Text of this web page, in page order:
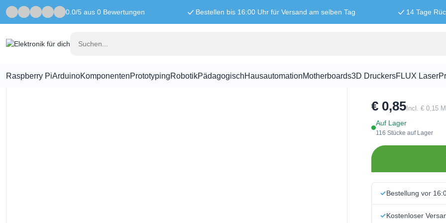
0.0/5 aus 0 Bewertungen Bestellen bis 16:00 Uhr für Versand am selben Tag 14 Tage
Raspberry PiArduinoKomponentenPrototypingRobotikPädagogischHausautomationMotherboards3D DruckersFLUX Laser
Startseite Prototyping Schrumpfschlauch Rot - 4mm - Pro Meter
€ 0,85 Incl. € 0,15
Auf Lager
116 Stücke auf Lager
Bestellung vor
Kostenloser